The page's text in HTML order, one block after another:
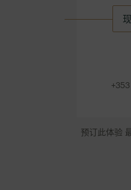
预订此体验